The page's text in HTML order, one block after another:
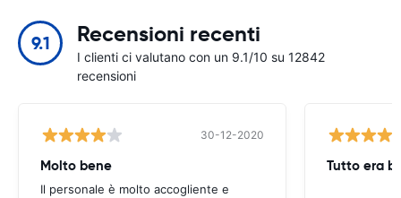
9.1 Recensioni recenti
I clienti ci valutano con un 9.1/10 su 12842
recensioni
30-12-2020
Molto bene
Il personale è molto accogliente e
Tutto era